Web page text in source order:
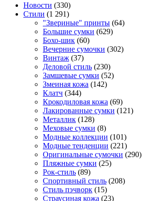
Новости (330)
Стили (1 291)
"Звериные" принты (64)
Большие сумки (629)
Бохо-шик (60)
Вечерние сумочки (302)
Винтаж (37)
Деловой стиль (230)
Замшевые сумки (52)
Змеиная кожа (142)
Клатч (344)
Крокодиловая кожа (69)
Лакированные сумки (121)
Металлик (128)
Меховые сумки (8)
Модные коллекции (101)
Модные тенденции (221)
Оригинальные сумочки (290)
Пляжные сумки (25)
Рок-стиль (89)
Спортивный стиль (208)
Стиль пэчворк (15)
Страусиная кожа (23)